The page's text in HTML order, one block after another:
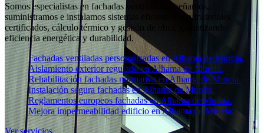
Somos especialistas en fachadas ventiladas: diseñamos,
suministramos e instalamos sistemas eficientes con materiales
certificados, cálculo térmico y gestión de obra, garantizando
eficiencia energética y durabilidad.
Fachadas ventiladas personalizadas en Alhama de Murcia.
Aislamiento exterior regulado en Alhama de Murcia.
Rehabilitación fachadas normativa en Alhama de Murcia.
Instalación segura fachadas en Alhama de Murcia.
Reglamentos europeos fachadas en Alhama de Murcia.
Mejora impermeabilidad edificio en Alhama de Murcia.
Ver servicios